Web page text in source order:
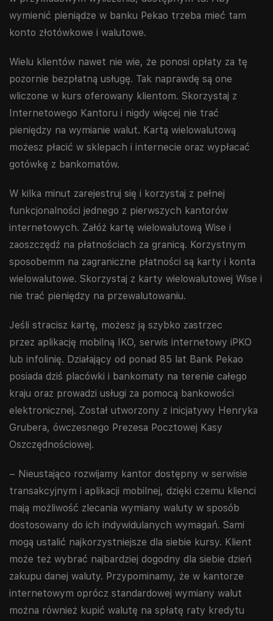
wymienić pieniądze w banku Pekao trzeba mieć tam
konto złotówkowe i walutowe.
Wielu klientów nawet nie wie, że ponosi opłaty za tę
pozornie bezpłatną usługę. Tak naprawdę są one
wliczone w kurs oferowany klientom. Skorzystaj z
Internetowego Kantoru i nigdy więcej nie trać
pieniędzy na wymianie walut. Kartą wielowalutową
możesz płacić w sklepach i internecie oraz wypłacać
gotówkę z bankomatów.
W kilka minut zarejestruj się i korzystaj z pełnej
funkcjonalności jednego z pierwszych kantorów
internetowych. Załóż kartę wielowalutową Wise i
zaoszczędź na płatnościach za granicą. Korzystnym
sposobemm na zagraniczne płatności są karty i konta
wielowalutowe. Skorzystaj z karty wielowalutowej Wise i
nie trać pieniędzy na przewalutowaniu.
Jeśli stracisz kartę, możesz ją szybko zastrzec
przez aplikację mobilną IKO, serwis internetowy iPKO
lub infolinię. Działający od ponad 85 lat Bank Pekao
posiada dziś placówki i bankomaty na terenie całego
kraju oraz prowadzi usługi za pomocą bankowości
elektronicznej. Został utworzony z inicjatywy Henryka
Grubera, ówczesnego Prezesa Pocztowej Kasy
Oszczędnościowej.
– Nieustająco rozwijamy kantor dostępny w serwisie
transakcyjnym i aplikacji mobilnej, dzięki czemu klienci
mają możliwość zlecania wymiany waluty w sposób
dostosowany do ich indywidulanych wymagań. Sami
mogą ustalić najkorzystniejsze dla siebie kursy. Klient
może też wybrać najbardziej dogodny dla siebie dzień
zakupu danej waluty. Przypominamy, że w kantorze
internetowym oprócz standardowej wymiany walut
można również kupić walutę na spłatę raty kredytu